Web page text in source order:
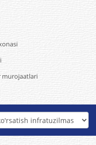
murojaatlari